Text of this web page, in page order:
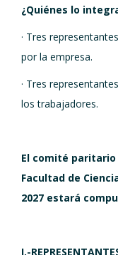
¿Quiénes lo
· Tres
por la empresa.
· Tres
los trabajadores.
El comité
Facultad de
2027 estará
I.-